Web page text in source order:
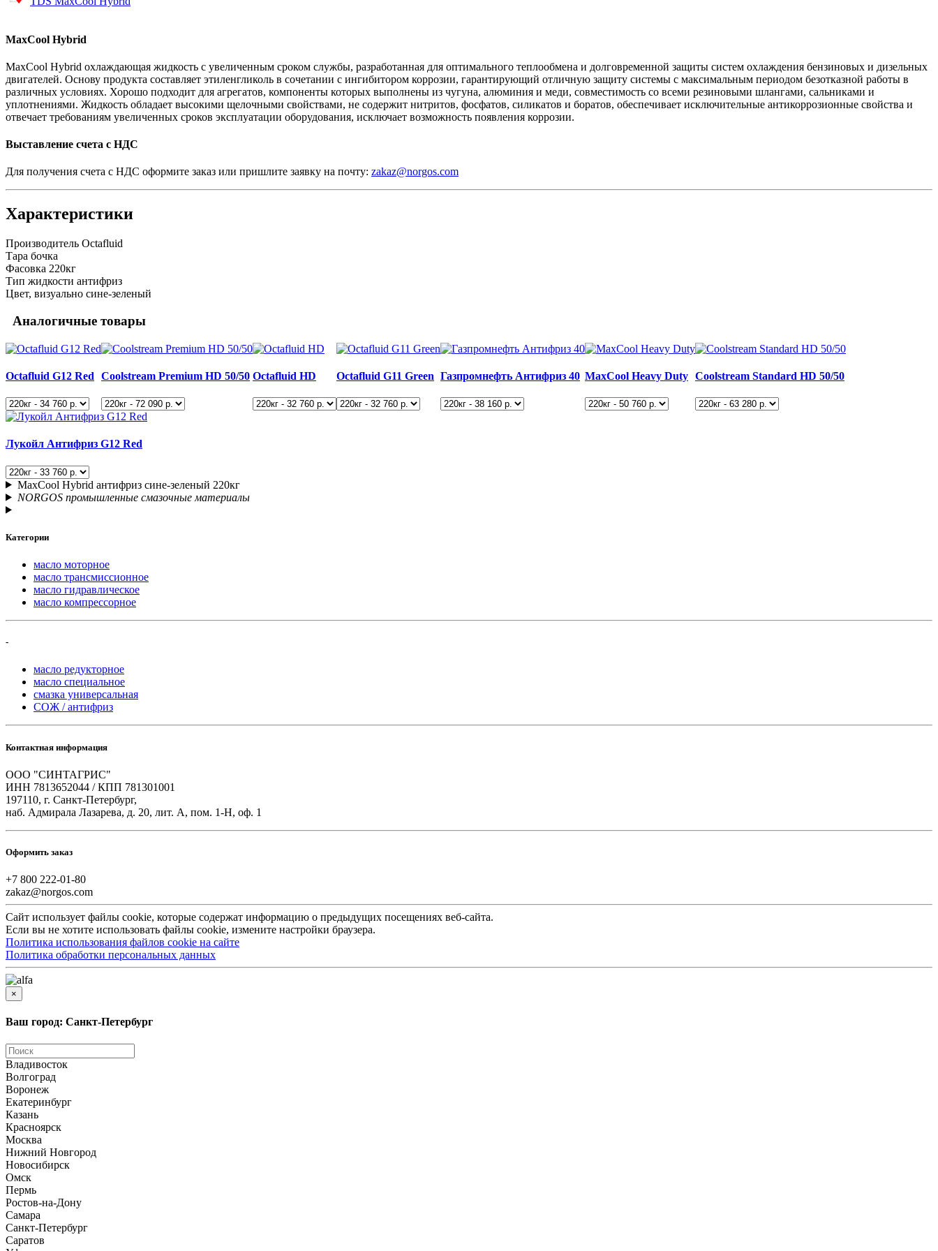
MaxCool Hybrid
MaxCool Hybrid охлаждающая жидкость с увеличенным сроком службы, разработанная для оптимального теплообмена и долговременной защиты систем охлаждения бензиновых и дизельных
двигателей. Основу продукта составляет этиленгликоль в сочетании с ингибитором коррозии, гарантирующий отличную защиту системы с максимальным периодом безотказной работы в
различных условиях. Хорошо подходит для агрегатов, компоненты которых выполнены из чугуна, алюминия и меди, совместимость со всеми резиновыми шлангами, сальниками и
уплотнениями. Жидкость обладает высокими щелочными свойствами, не содержит нитритов, фосфатов, силикатов и боратов, обеспечивает исключительные антикоррозионные свойства и
отвечает требованиям увеличенных сроков эксплуатации оборудования, исключает возможность появления коррозии.
Выставление счета с НДС
Для получения счета с НДС оформите заказ или пришлите заявку на почту: zakaz@norgos.com
Характеристики
Производитель Octafluid
Тара бочка
Фасовка 220кг
Тип жидкости антифриз
Цвет, визуально сине-зеленый
Аналогичные товары
Octafluid G12 Red Coolstream Premium HD 50/50 Octafluid HD Octafluid G11 Green Газпромнефть Антифриз 40 MaxCool Heavy Duty Coolstream Standard HD 50/50
Лукойл Антифриз G12 Red
MaxCool Hybrid антифриз сине-зеленый 220кг
NORGOS промышленные смазочные материалы
Категории
масло моторное
масло трансмиссионное
масло гидравлическое
масло компрессорное
-
масло редукторное
масло специальное
смазка универсальная
СОЖ / антифриз
Контактная информация
ООО "СИНТАГРИС"
ИНН 7813652044 / КПП 781301001
197110, г. Санкт-Петербург,
наб. Адмирала Лазарева, д. 20, лит. А, пом. 1-Н, оф. 1
Оформить заказ
+7 800 222-01-80
zakaz@norgos.com
Сайт использует файлы cookie, которые содержат информацию о предыдущих посещениях веб-сайта.
Если вы не хотите использовать файлы cookie, измените настройки браузера.
Политика использования файлов cookie на сайте
Политика обработки персональных данных
×
Ваш город: Санкт-Петербург
Владивосток
Волгоград
Воронеж
Екатеринбург
Казань
Красноярск
Москва
Нижний Новгород
Новосибирск
Омск
Пермь
Ростов-на-Дону
Самара
Санкт-Петербург
Саратов